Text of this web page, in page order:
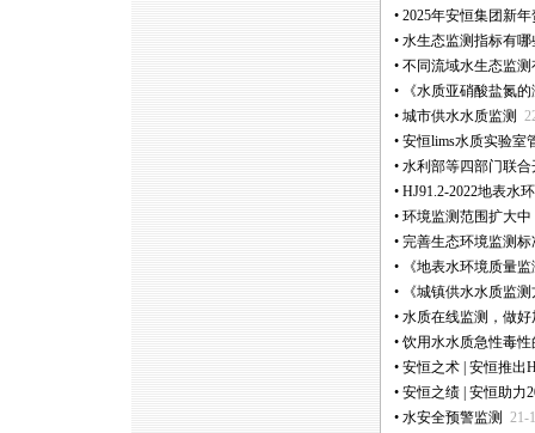
• 2025年安恒集团新
• 水生态监测指标有
• 不同流域水生态监
•
《水质亚硝酸盐氮
• 城市供水水质监测
• 安恒lims水质实验室
• 水利部等四部门联
• HJ91.2-2022地表水
• 环境监测范围扩大中
• 完善生态环境监测
•
《地表水环境质量
•
《城镇供水水质监
• 水质在线监测，做
• 饮用水水质急性毒
• 安恒之术 | 安恒推出
• 安恒之绩 | 安恒助力
• 水安全预警监测 21-